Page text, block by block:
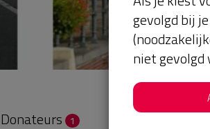
Donateurs 1
gevolgd bij
niet